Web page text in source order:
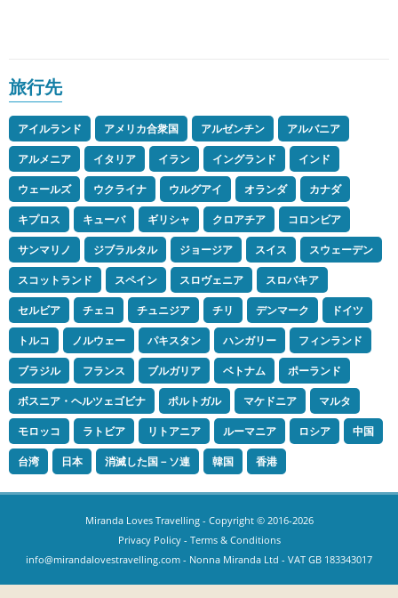
旅行先
アイルランド アメリカ合衆国 アルゼンチン
アルバニア
アルメニア
イタリア イラン イングランド
インド
ウェールズ
ウクライナ ウルグアイ オランダ
カナダ
キプロス
キューバ ギリシャ クロアチア
コロンビア
サンマリノ
ジブラルタル ジョージア スイス
スウェーデン
スコットランド
スペイン スロヴェニア
スロバキア
セルビア
チェコ チュニジア チリ デンマーク
ドイツ
トルコ
ノルウェー パキスタン ハンガリー
フィンランド
ブラジル
フランス ブルガリア ベトナム
ポーランド
ボスニア・ヘルツェゴビナ
ポルトガル マケドニア
マルタ
モロッコ
ラトビア リトアニア ルーマニア ロシア
中国
台湾
日本 消滅した国－ソ連 韓国 香港
Miranda Loves Travelling- Copyright © 2016-2026
Privacy Policy- Terms & Conditions
info@mirandalovestravelling.com - Nonna Miranda Ltd - VAT GB 183343017